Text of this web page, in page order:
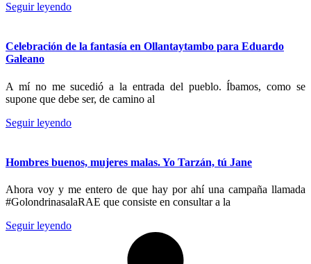
Seguir leyendo
Celebración de la fantasía en Ollantaytambo para Eduardo
Galeano
A mí no me sucedió a la entrada del pueblo. Íbamos, como se
supone que debe ser, de camino al
Seguir leyendo
Hombres buenos, mujeres malas. Yo Tarzán, tú Jane
Ahora voy y me entero de que hay por ahí una campaña llamada
#GolondrinasalaRAE que consiste en consultar a la
Seguir leyendo